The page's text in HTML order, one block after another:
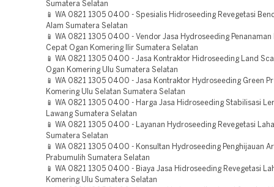
Sumatera Selatan
📱 WA 0821 1305 0400 - Spesialis Hidroseeding Revegetasi
Alam Sumatera Selatan
📱 WA 0821 1305 0400 - Vendor Jasa Hydroseeding Penanaman
Cepat Ogan Komering Ilir Sumatera Selatan
📱 WA 0821 1305 0400 - Jasa Kontraktor Hidroseeding Land
Ogan Komering Ulu Sumatera Selatan
📱 WA 0821 1305 0400 - Jasa Kontraktor Hydroseeding Green
Komering Ulu Selatan Sumatera Selatan
📱 WA 0821 1305 0400 - Harga Jasa Hidroseeding Stabilisasi
Lawang Sumatera Selatan
📱 WA 0821 1305 0400 - Layanan Hydroseeding Revegetasi
Sumatera Selatan
📱 WA 0821 1305 0400 - Konsultan Hydroseeding Penghijauan
Prabumulih Sumatera Selatan
📱 WA 0821 1305 0400 - Biaya Jasa Hidroseeding Revegetasi
Komering Ulu Sumatera Selatan